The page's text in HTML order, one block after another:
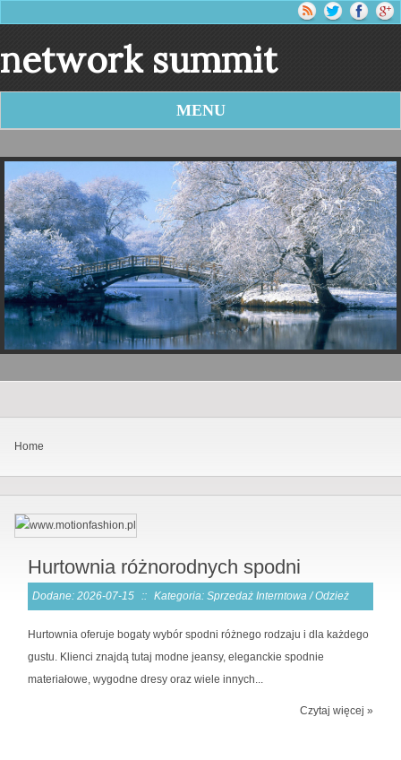
network summit
MENU
Home
Hurtownia różnorodnych spodni
Dodane: 2026-07-15 :: Kategoria: Sprzedaż Interntowa / Odzież
Hurtownia oferuje bogaty wybór spodni różnego rodzaju i dla każdego
gustu. Klienci znajdą tutaj modne jeansy, eleganckie spodnie
materiałowe, wygodne dresy oraz wiele innych...
Czytaj więcej »